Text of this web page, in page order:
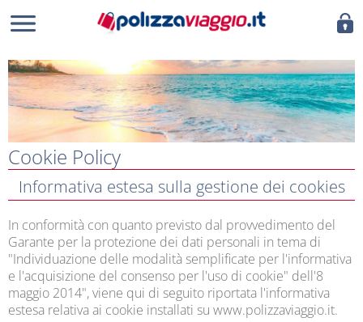
Cookie Policy
Informativa estesa sulla gestione dei cookies
In conformità con quanto previsto dal provvedimento del
Garante per la protezione dei dati personali in tema di
"Individuazione delle modalità semplificate per l'informativa
e l'acquisizione del consenso per l'uso di cookie" dell'8
maggio 2014", viene qui di seguito riportata l'informativa
estesa relativa ai cookie installati su www.polizzaviaggio.it.